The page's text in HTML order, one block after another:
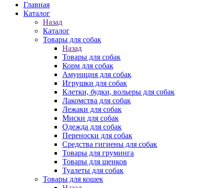
Главная
Каталог
Назад
Каталог
Товары для собак
Назад
Товары для собак
Корм для собак
Амуниция для собак
Игрушки для собак
Клетки, будки, вольеры для собак
Лакомства для собак
Лежаки для собак
Миски для собак
Одежда для собак
Переноски для собак
Средства гигиены для собак
Товары для груминга
Товары для щенков
Туалеты для собак
Товары для кошек